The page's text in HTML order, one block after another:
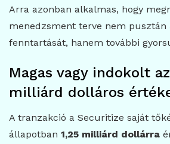
Arra azonban alkalmas, hogy
menedzsment terve nem pusztán
fenntartását, hanem további
Magas vagy indokolt
milliárd dolláros
A tranzakció a Securitize saját
állapotban 1,25 milliárd dollárra